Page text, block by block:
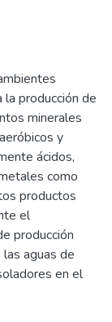
la producción de
minerales
y
ácidos,
como
productos
el
producción
aguas de
en el